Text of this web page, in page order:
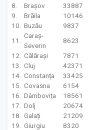
8.
Brașov 33887
9.
Brăila 10146
10.
Buzău 9837
11.
Caraș-
Severin
8623
12.
Călărași 7871
13.
Cluj 42371
14. Constanța 33425
15.
Covasna 6154
16.
Dâmbovița 18561
17.
Dolj 20674
18.
Galați 21209
19.
Giurgiu 8320